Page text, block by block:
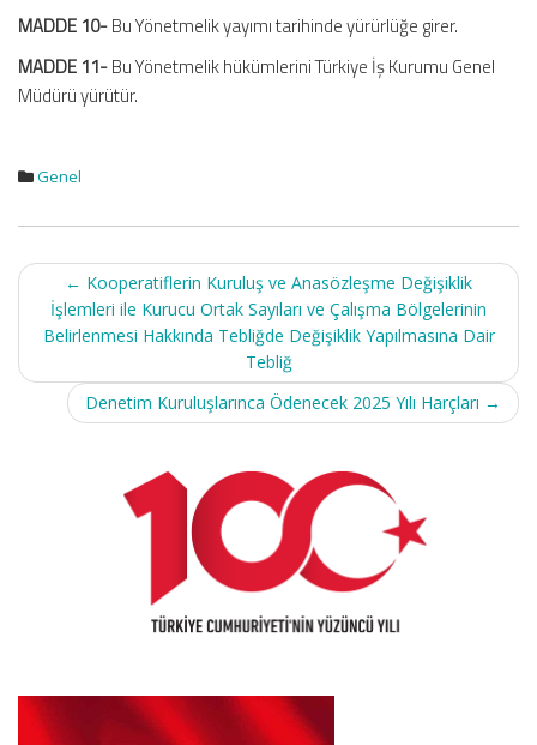
MADDE 10-Bu Yönetmelik yayımı tarihinde yürürlüğe girer.
MADDE 11-Bu Yönetmelik hükümlerini Türkiye İş Kurumu Genel
Müdürü yürütür.
Genel
Post
navigation
← Kooperatiflerin Kuruluş ve Anasözleşme Değişiklik
İşlemleri ile Kurucu Ortak Sayıları ve Çalışma Bölgelerinin
Belirlenmesi Hakkında Tebliğde Değişiklik Yapılmasına Dair
Tebliğ
Denetim Kuruluşlarınca Ödenecek 2025 Yılı Harçları →